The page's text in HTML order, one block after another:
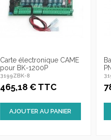
Carte électronique CAME
pour BK-1200P
3199ZBK-8
465,18 € TTC
AJOUTER AU PANIER